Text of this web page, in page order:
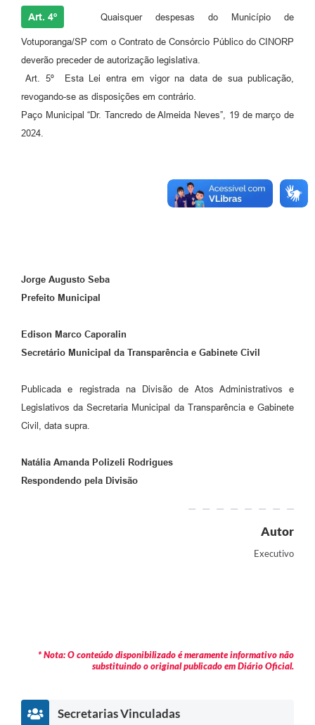
Art. 4º Quaisquer despesas do Município de
Votuporanga/SP com o Contrato de Consórcio Público do CINORP
deverão preceder de autorização legislativa.
Art. 5º Esta Lei entra em vigor na data de sua publicação,
revogando-se as disposições em contrário.
Paço Municipal “Dr. Tancredo de Almeida Neves”, 19 de março de
2024.
Jorge Augusto Seba
Prefeito Municipal
Edison Marco Caporalin
Secretário Municipal da Transparência e Gabinete Civil
Publicada e registrada na Divisão de Atos Administrativos e
Legislativos da Secretaria Municipal da Transparência e Gabinete
Civil, data supra.
Natália Amanda Polizeli Rodrigues
Respondendo pela Divisão
Autor
Executivo
* Nota: O conteúdo disponibilizado é meramente informativo não
substituindo o original publicado em Diário Oficial.
Secretarias Vinculadas